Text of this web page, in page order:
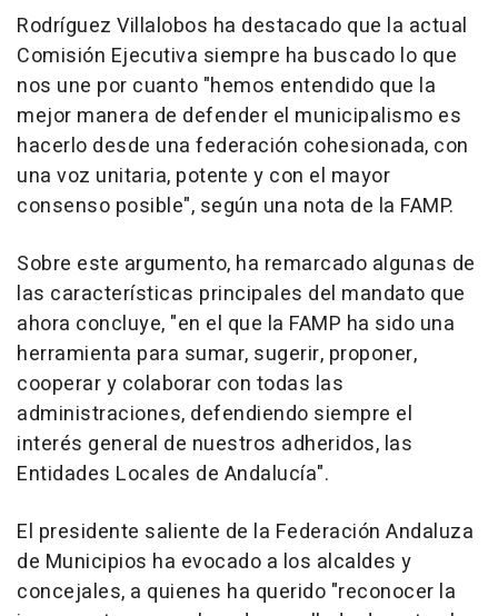
Rodríguez Villalobos ha destacado que la actual
Comisión Ejecutiva siempre ha buscado lo que
nos une por cuanto "hemos entendido que la
mejor manera de defender el municipalismo es
hacerlo desde una federación cohesionada, con
una voz unitaria, potente y con el mayor
consenso posible", según una nota de la FAMP.
Sobre este argumento, ha remarcado algunas de
las características principales del mandato que
ahora concluye, "en el que la FAMP ha sido una
herramienta para sumar, sugerir, proponer,
cooperar y colaborar con todas las
administraciones, defendiendo siempre el
interés general de nuestros adheridos, las
Entidades Locales de Andalucía".
El presidente saliente de la Federación Andaluza
de Municipios ha evocado a los alcaldes y
concejales, a quienes ha querido "reconocer la